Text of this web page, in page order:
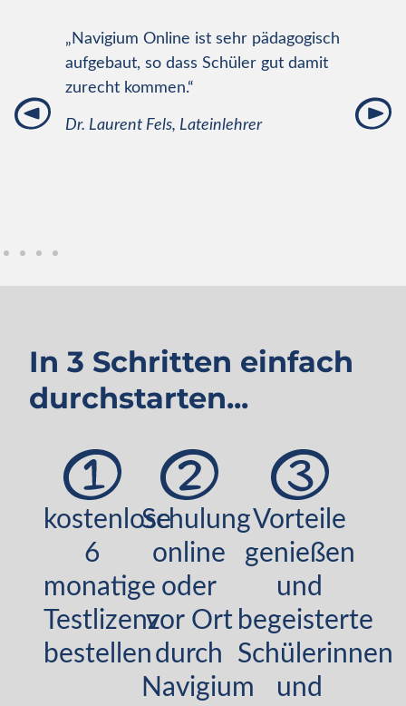
„Navigium Online ist sehr pädagogisch
aufgebaut, so dass Schüler gut damit
zurecht kommen.“
Dr. Laurent Fels, Lateinlehrer
In 3 Schritten einfach
durchstarten...
kostenlose
6
monatige
Testlizenz
bestellen
Schulung
online
oder
vor Ort
durch
Navigium
Vorteile
genießen
und
begeisterte
Schülerinnen
und